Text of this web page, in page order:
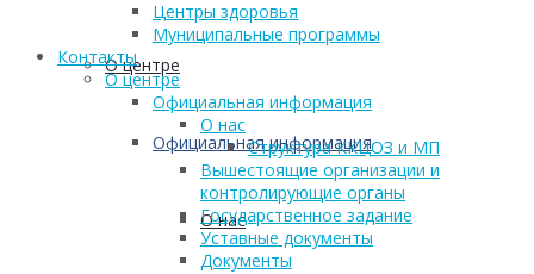
О центре
Официальная информация
О нас
Центры здоровья
Муниципальные программы
Контакты
О центре
Официальная информация
О нас
Структура ККЦОЗ и МП
Вышестоящие организации и
контролирующие органы
Государственное задание
Уставные документы
Документы